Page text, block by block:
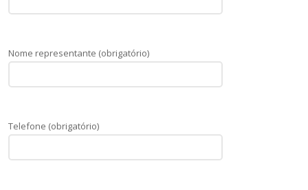
Nome representante (obrigatório)
Telefone (obrigatório)